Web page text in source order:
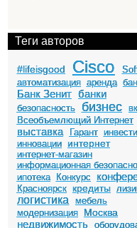
Теги авторов
#lifeisgood Cisco
автоматизация аренда
Банк Зенит банки
безопасность бизнес
Всеобъемлющий Интернет
выставка Гарант
инновации
интернет
интернет-магазин
информационная
ипотека
Конкурс
Красноярск кредиты
логистика
мебель
модернизация
Москва
недвижимость